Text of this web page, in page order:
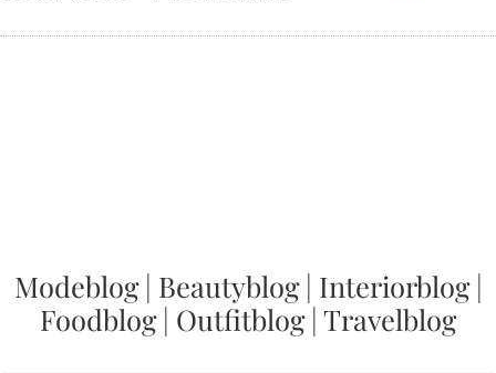
Modeblog| Beautyblog| Interiorblog|
Foodblog| Outfitblog| Travelblog